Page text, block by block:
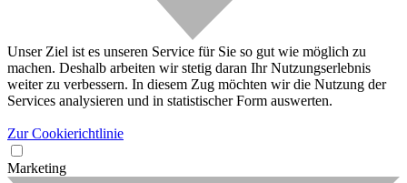
Unser Ziel ist es unseren Service für Sie so gut wie möglich zu
machen. Deshalb arbeiten wir stetig daran Ihr Nutzungserlebnis
weiter zu verbessern. In diesem Zug möchten wir die Nutzung der
Services analysieren und in statistischer Form auswerten.
Zur Cookierichtlinie
Marketing